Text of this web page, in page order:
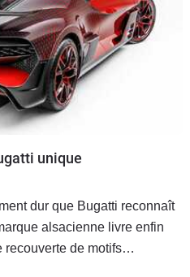
unique
dur que Bugatti reconnaît
alsacienne livre enfin
de motifs